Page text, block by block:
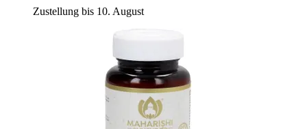
Zustellung bis 10. August